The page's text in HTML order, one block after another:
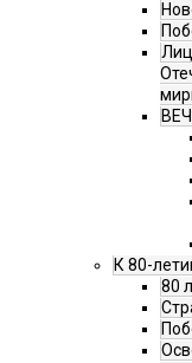
К 80-
80